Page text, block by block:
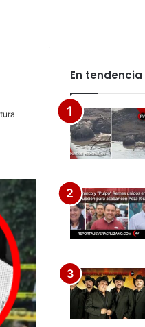
En tendencia